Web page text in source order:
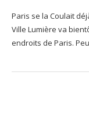
Paris se la Coulait
Ville Lumière va
endroits de Paris.